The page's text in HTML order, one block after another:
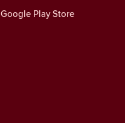
Google Play Store